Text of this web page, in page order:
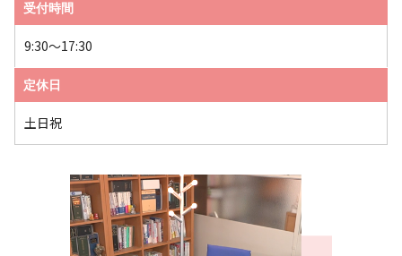
受付時間
9:30～17:30
定休日
土日祝